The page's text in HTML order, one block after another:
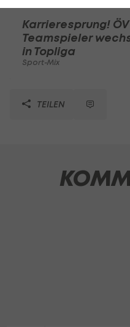
Karrieresprung!
Teamspieler
in Topliga
Sport-Mix
TEILEN